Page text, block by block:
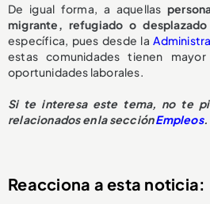
De igual forma, a aquellas
migrante, refugiado o
específica, pues desde la
estas comunidades tienen
oportunidades laborales.
Si te interesa este tema, no te
relacionados en la secciónEmpleos.
Reacciona a esta noticia: